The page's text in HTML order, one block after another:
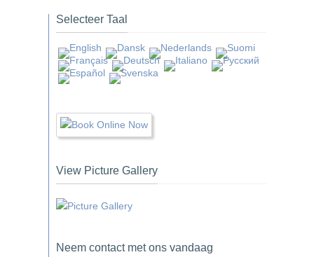
Selecteer Taal
View Picture Gallery
Neem contact met ons vandaag